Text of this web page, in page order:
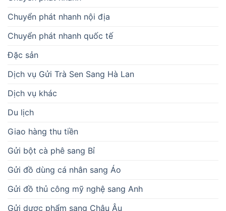
Chuyển phát nhanh nội địa
Chuyển phát nhanh quốc tế
Đặc sản
Dịch vụ Gửi Trà Sen Sang Hà Lan
Dịch vụ khác
Du lịch
Giao hàng thu tiền
Gửi bột cà phê sang Bỉ
Gửi đồ dùng cá nhân sang Áo
Gửi đồ thủ công mỹ nghệ sang Anh
Gửi dược phẩm sang Châu Âu